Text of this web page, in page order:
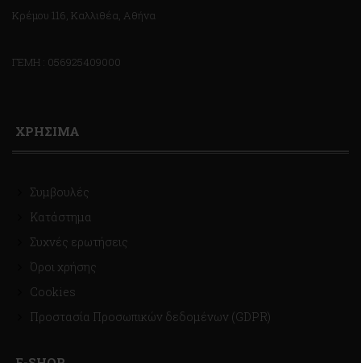
Κρέμου 116, Καλλιθέα, Αθήνα
ΓΕΜΗ : 056925409000
ΧΡΗΣΙΜΑ
Συμβουλές
Κατάστημα
Συχνές ερωτήσεις
Όροι χρήσης
Cookies
Προστασία Προσωπικών δεδομένων (GDPR)